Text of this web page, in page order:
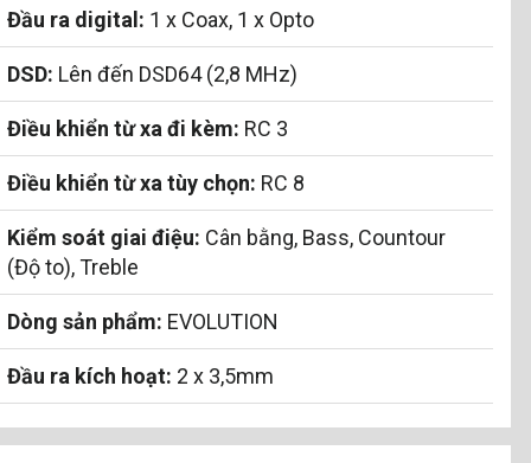
Đầu ra digital: 1 x Coax, 1 x Opto
DSD: Lên đến DSD64 (2,8 MHz)
Điều khiển từ xa đi kèm: RC 3
Điều khiển từ xa tùy chọn: RC 8
Kiểm soát giai điệu: Cân bằng, Bass, Countour
(Độ to), Treble
Dòng sản phẩm: EVOLUTION
Đầu ra kích hoạt: 2 x 3,5mm
Kích thước (R x C x S):430 x 100 x 325 mm